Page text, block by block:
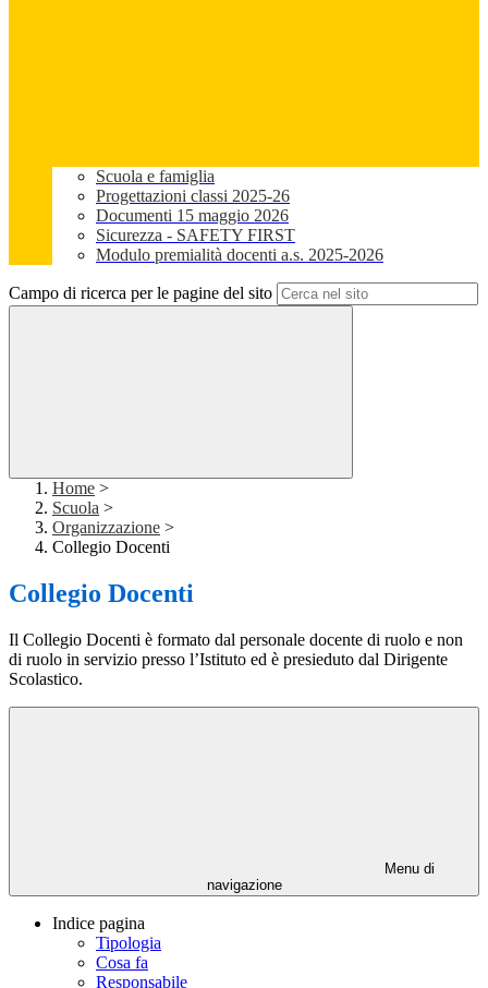
Scuola e famiglia
Progettazioni classi 2025-26
Documenti 15 maggio 2026
Sicurezza - SAFETY FIRST
Modulo premialità docenti a.s. 2025-2026
Campo di ricerca per le pagine del sito
Home >
Scuola >
Organizzazione >
Collegio Docenti
Collegio Docenti
Il Collegio Docenti è formato dal personale docente di ruolo e non
di ruolo in servizio presso l’Istituto ed è presieduto dal Dirigente
Scolastico.
Menu di
navigazione
Indice pagina
Tipologia
Cosa fa
Responsabile